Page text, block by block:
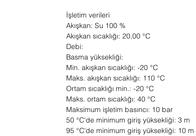
İşletim verileri
Akışkan: Su 100 %
Akışkan sıcaklığı: 20,00 °C
Debi:
Basma yüksekliği:
Min. akışkan sıcaklığı: -20 °C
Maks. akışkan sıcaklığı: 110 °C
Ortam sıcaklığı min.: -20 °C
Maks. ortam sıcaklığı: 40 °C
Maksimum işletim basıncı: 10 bar
50 °C'de minimum giriş yüksekliği: 3 m
95 °C'de minimum giriş yüksekliği: 10 m